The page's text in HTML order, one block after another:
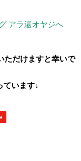
ただけますと幸いで
ています↓